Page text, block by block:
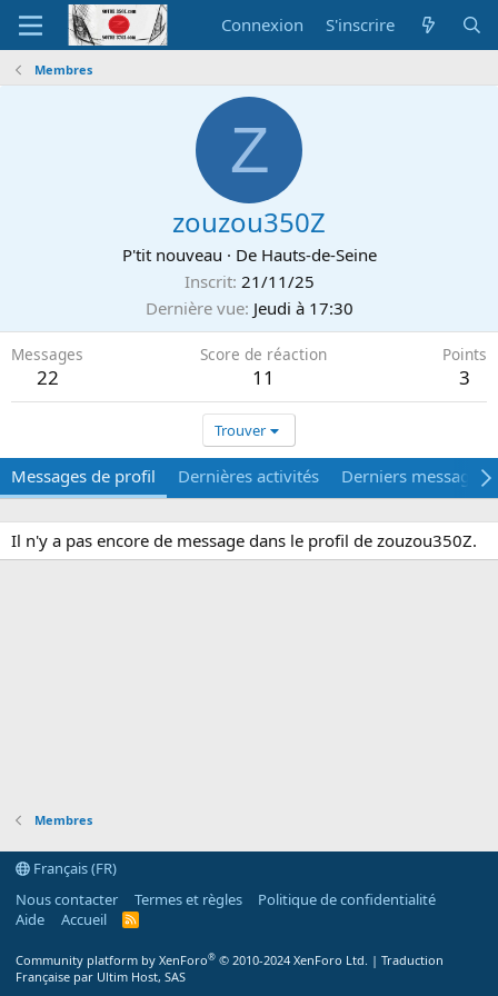
Connexion S'inscrire
Membres
Z
zouzou350Z
P'tit nouveau · De Hauts-de-Seine
Inscrit 21/11/25
Dernière vue Jeudi à 17:30
Messages
22
Score de réaction
11
Points
3
Trouver
Messages de profil Dernières activités Derniers messages
Il n'y a pas encore de message dans le profil de zouzou350Z.
Membres
Français (FR)
Nous contacter
Termes et règles
Politique de confidentialité
Aide
Accueil
R
Community platform by XenForo® © 2010-2024 XenForo Ltd. | Traduction
Française par Ultim Host, SAS